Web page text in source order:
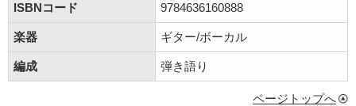
ISBNコード 9784636160888
楽器 ギター/ボーカル
編成 弾き語り
ページトップへ